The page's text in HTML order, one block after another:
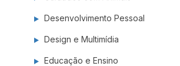
Desenvolvimento Pessoal
Design e Multimídia
Educação e Ensino